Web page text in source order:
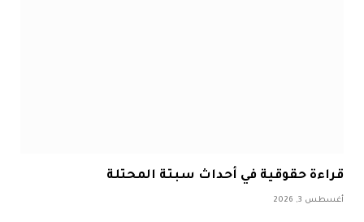
قراءة حقوقية في أحداث سبتة المحتلة
أغسطس 3, 2026